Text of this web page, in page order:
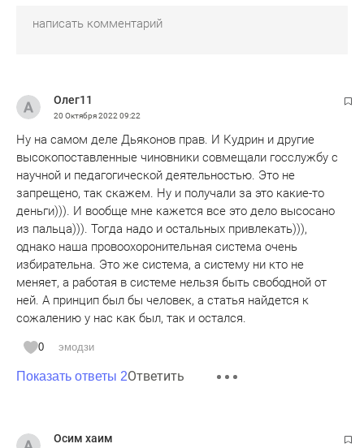
Олег11
20 Октября 2022 09:22
Ну на самом деле Дьяконов прав. И Кудрин и другие
высокопоставленные чиновники совмещали госслужбу с
научной и педагогической деятельностью. Это не
запрещено, так скажем. Ну и получали за это какие-то
деньги))). И вообще мне кажется все это дело высосано
из пальца))). Тогда надо и остальных привлекать))),
однако наша провоохоронительная система очень
избирательна. Это же система, а систему ни кто не
меняет, а работая в системе нельзя быть свободной от
ней. А принцип был бы человек, а статья найдется к
сожалению у нас как был, так и остался.
0 эмодзи
Показать ответы 2Ответить
Осим хаим